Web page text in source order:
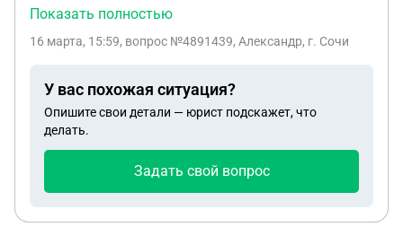
СВО. Машина моя, но нет прав. Когда задержали
Машину жена перегнала домой. Спустя 2 часа
перегнать на то место где меня остановили. За
рулём ехал сотрудник ДПС. Всё это нужно было
сделать для, не приехал сотрудник полиции и не
сотрудники полиции и ДПС так поступить?
Показать полностью
16 марта, 15:59, вопрос №4891439, Александр, г. Сочи
У вас похожая ситуация?
Опишите свои детали — юрист подскажет, что
делать.
Задать свой вопрос